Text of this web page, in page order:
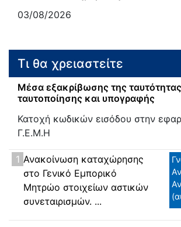
03/08/2026
Τι θα χρειαστείτε
Μέσα εξακρίβωσης της
ταυτοποίησης και υπογραφής
Κατοχή κωδικών εισόδου στην
Γ.Ε.Μ.Η
1 Ανακοίνωση καταχώρησης
στο Γενικό Εμπορικό
Μητρώο στοιχείων αστικών
συνεταιρισμών. ...